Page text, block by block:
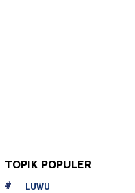
TOPIK POPULER
LUWU